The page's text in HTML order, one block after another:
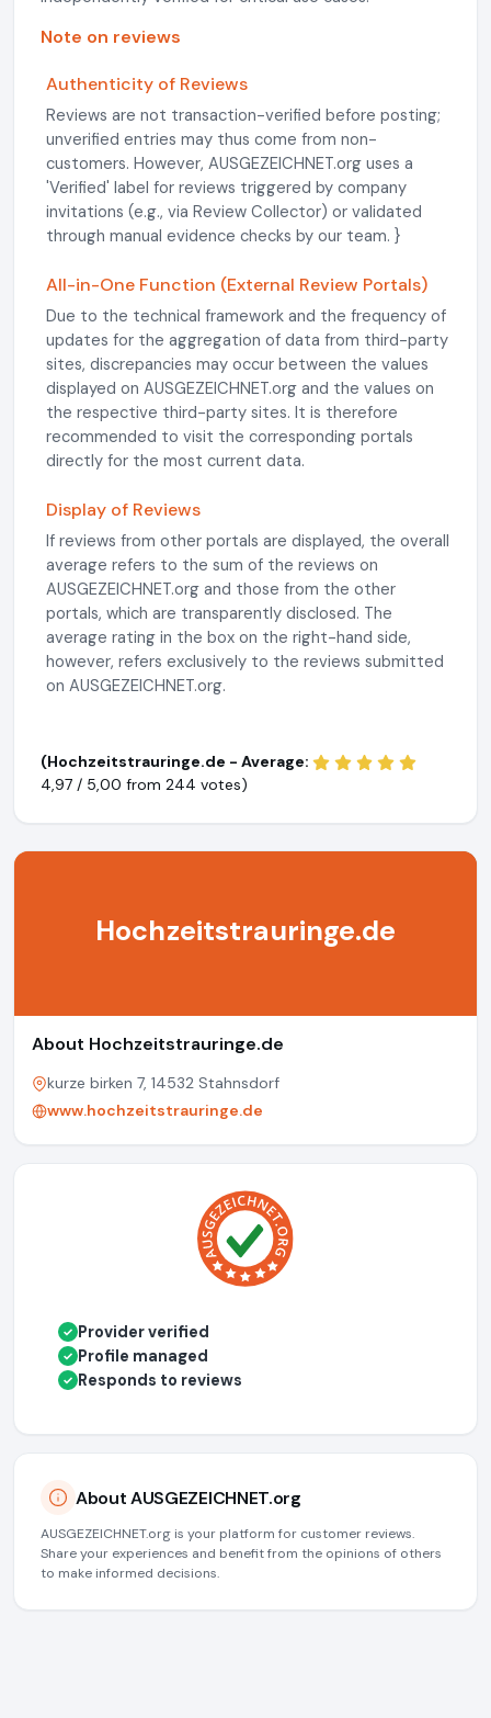
Note on reviews
Authenticity of Reviews
Reviews are not transaction-verified before posting;
unverified entries may thus come from non-
customers. However, AUSGEZEICHNET.org uses a
'Verified' label for reviews triggered by company
invitations (e.g., via Review Collector) or validated
through manual evidence checks by our team. }
All-in-One Function (External Review Portals)
Due to the technical framework and the frequency of
updates for the aggregation of data from third-party
sites, discrepancies may occur between the values
displayed on AUSGEZEICHNET.org and the values on
the respective third-party sites. It is therefore
recommended to visit the corresponding portals
directly for the most current data.
Display of Reviews
If reviews from other portals are displayed, the overall
average refers to the sum of the reviews on
AUSGEZEICHNET.org and those from the other
portals, which are transparently disclosed. The
average rating in the box on the right-hand side,
however, refers exclusively to the reviews submitted
on AUSGEZEICHNET.org.
(Hochzeitstrauringe.de - Average:
4,97 / 5,00 from 244 votes)
Hochzeitstrauringe.de
About Hochzeitstrauringe.de
kurze birken 7, 14532 Stahnsdorf
www.hochzeitstrauringe.de
✓ Provider verified
✓ Profile managed
✓ Responds to reviews
About AUSGEZEICHNET.org
AUSGEZEICHNET.org is your platform for customer reviews.
Share your experiences and benefit from the opinions of others
to make informed decisions.